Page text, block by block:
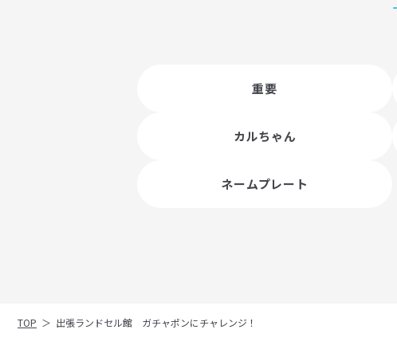
重要
カルちゃん
ネームプレート
TOP ＞ 出張ランドセル館 ガチャポンにチャレンジ！